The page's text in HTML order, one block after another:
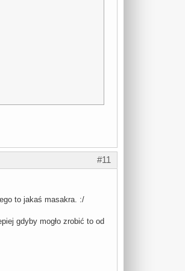
#11
to jakaś masakra. :/
gdyby mogło zrobić to od